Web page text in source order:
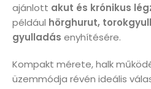
ajánlott akut és krónikus
például hörghurut,
gyulladás enyhítésére.
Kompakt mérete, halk
üzemmódja révén ideális